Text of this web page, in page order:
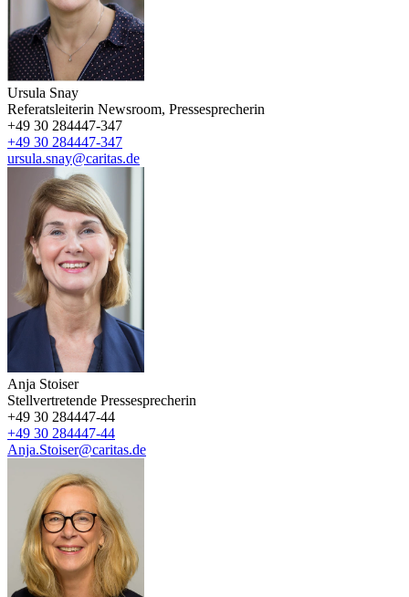
Ursula Snay
Referatsleiterin Newsroom, Pressesprecherin
+49 30 284447-347
+49 30 284447-347
ursula.snay@caritas.de
Anja Stoiser
Stellvertretende Pressesprecherin
+49 30 284447-44
+49 30 284447-44
Anja.Stoiser@caritas.de